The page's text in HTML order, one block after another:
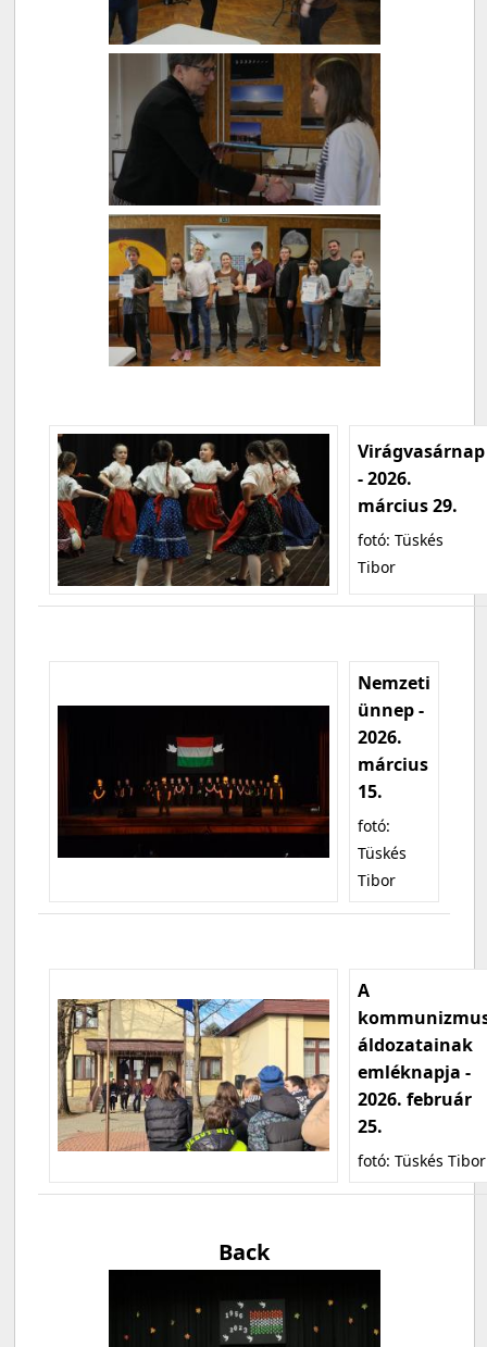
Virágvasárnap
- 2026.
március 29.
fotó: Tüskés
Tibor
Nemzeti
ünnep -
2026.
március
15.
fotó:
Tüskés
Tibor
A
áldozatainak
emléknapja -
2026. február
25.
fotó: Tüskés Tibor
Back